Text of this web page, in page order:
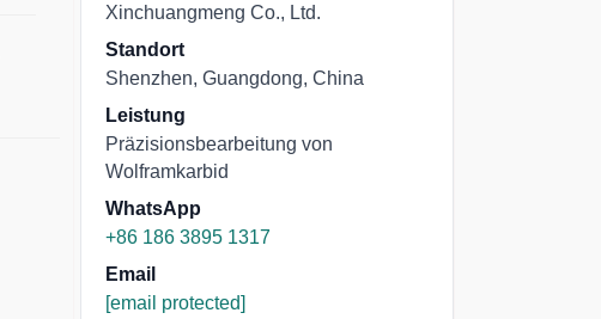
Xinchuangmeng Co., Ltd.
Standort
Shenzhen, Guangdong, China
Leistung
Präzisionsbearbeitung von
Wolframkarbid
WhatsApp
+86 186 3895 1317
Email
[email protected]